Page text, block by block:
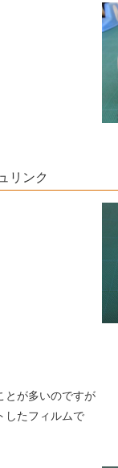
リンク
とが多いのですが
したフィルムで